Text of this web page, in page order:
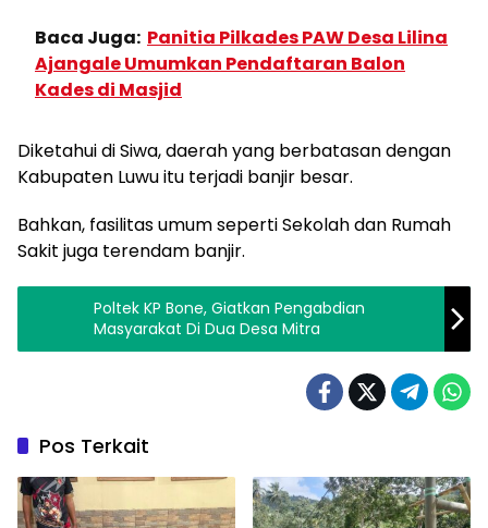
Baca Juga: Panitia Pilkades PAW Desa Lilina
Ajangale Umumkan Pendaftaran Balon
Kades di Masjid
Diketahui di Siwa, daerah yang berbatasan dengan
Kabupaten Luwu itu terjadi banjir besar.
Bahkan, fasilitas umum seperti Sekolah dan Rumah
Sakit juga terendam banjir.
Poltek KP Bone, Giatkan Pengabdian
Masyarakat Di Dua Desa Mitra
Pos Terkait